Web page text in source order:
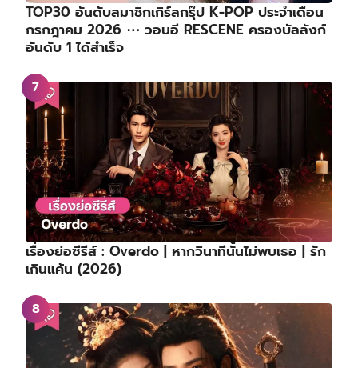
TOP30 อันดับสมาชิกเกิร์ลกรุ๊ป K-POP ประจำเดือน
กรกฎาคม 2026 ⋯ วอนอี RESCENE ครองบัลลังก์
อันดับ 1 ได้สำเร็จ
เรื่องย่อซีรีส์ : Overdo | หากวินาทีนั้นไม่พบเธอ | รัก
เกินแค้น (2026)